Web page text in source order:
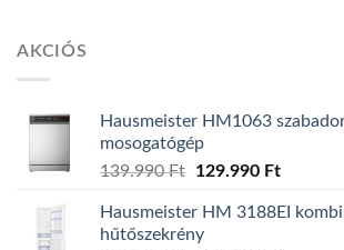
AKCIÓS
Hausmeister HM1063
mosogatógép
139.990Ft
Original
was:
139.990 Ft.
129.990 FtCurrent
is:
Hausmeister HM 3188EI
hűtőszekrény